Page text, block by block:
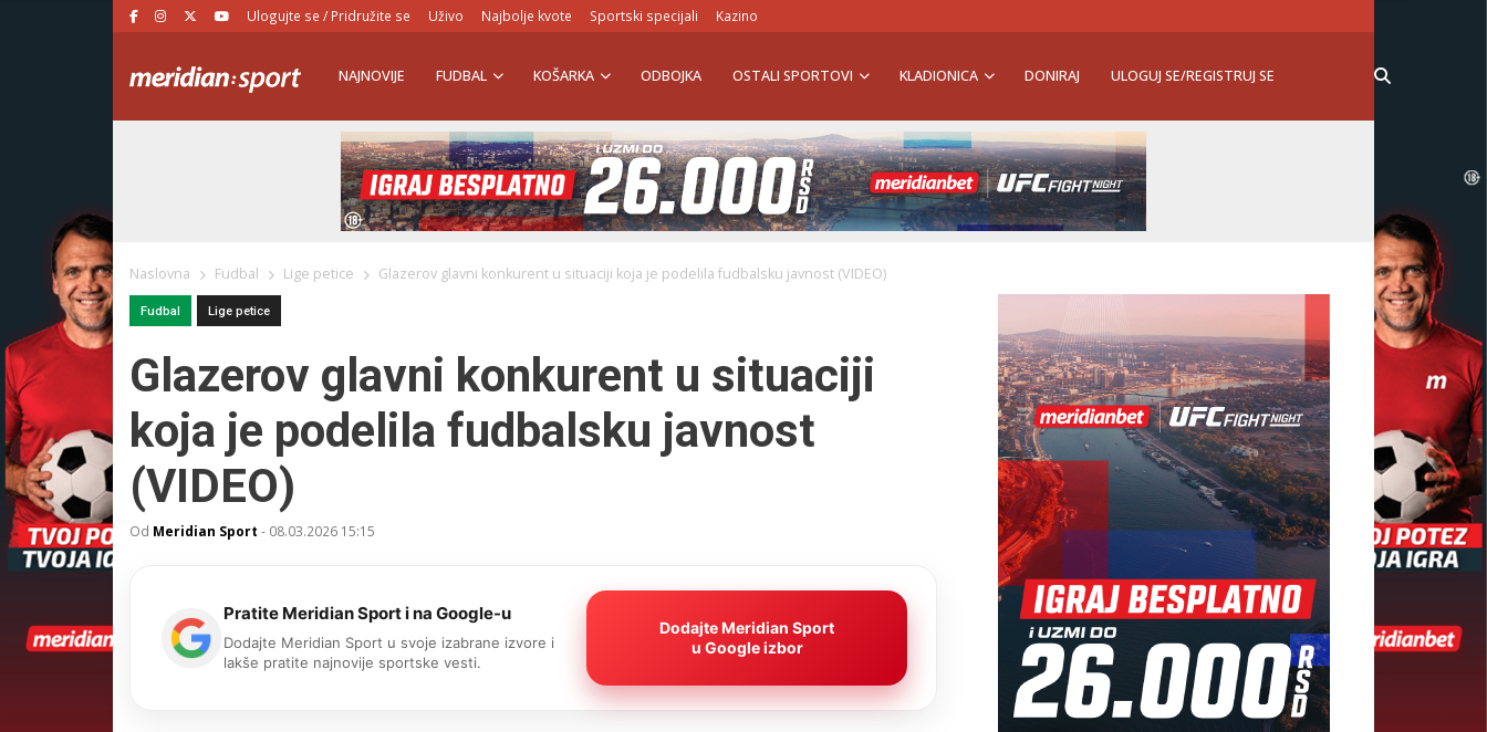
Ulogujte se / Pridružite se Uživo Najbolje kvote Sportski specijali Kazino
NAJNOVIJE FUDBAL KOŠARKA ODBOJKA OSTALI SPORTOVI KLADIONICA DONIRAJ ULOGUJ SE/REGISTRUJ SE
Naslovna Fudbal Lige petice Glazerov glavni konkurent u situaciji koja je podelila fudbalsku javnost (VIDEO)
Fudbal Lige petice
Glazerov glavni konkurent u situaciji
koja je podelila fudbalsku javnost
(VIDEO)
Od Meridian Sport - 08.03.2026 15:15
Pratite Meridian Sport i na Google-u
Dodajte Meridian Sport u svoje izabrane izvore i
lakše pratite najnovije sportske vesti.
Dodajte Meridian Sport
u Google izbor